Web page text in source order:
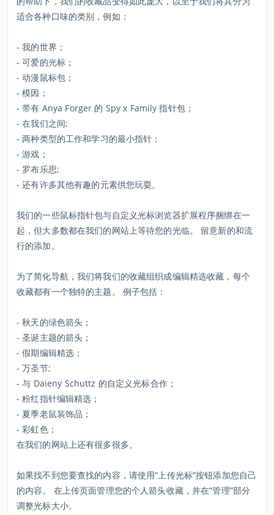
适合各种口味的类别，例如：
- 我的世界；
- 可爱的光标；
- 动漫鼠标包；
- 模因；
- 带有 Anya Forger 的 Spy x Family 指针包；
- 在我们之间;
- 两种类型的工作和学习的最小指针；
- 游戏；
- 罗布乐思;
- 还有许多其他有趣的元素供您玩耍。
我们的一些鼠标指针包与自定义光标浏览器扩展程序捆绑在一
起，但大多数都在我们的网站上等待您的光临。 留意新的和流
行的添加。
为了简化导航，我们将我们的收藏组织成编辑精选收藏，每个
收藏都有一个独特的主题。 例子包括：
- 秋天的绿色箭头；
- 圣诞主题的箭头；
- 假期编辑精选；
- 万圣节;
- 与 Daieny Schuttz 的自定义光标合作；
- 粉红指针编辑精选；
- 夏季老鼠装饰品；
- 彩虹色；
在我们的网站上还有很多很多。
如果找不到您要查找的内容，请使用“上传光标”按钮添加您自己
的内容。 在上传页面管理您的个人箭头收藏，并在“管理”部分
调整光标大小。